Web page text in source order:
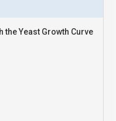
the Yeast Growth Curve